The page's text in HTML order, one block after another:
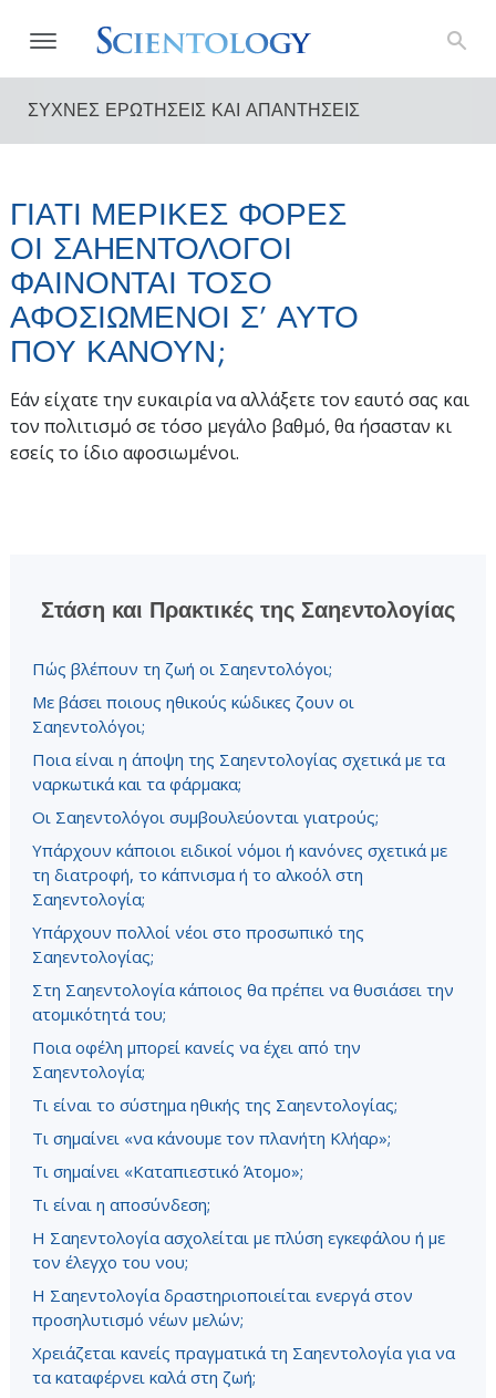
ΣΥΧΝΕΣ ΕΡΩΤΗΣΕΙΣ ΚΑΙ ΑΠΑΝΤΗΣΕΙΣ
ΓΙΑΤΙ ΜΕΡΙΚΕΣ ΦΟΡΕΣ
ΟΙ ΣΑΗΕΝΤΟΛΟΓΟΙ
ΦΑΙΝΟΝΤΑΙ ΤΟΣΟ
ΑΦΟΣΙΩΜΕΝΟΙ Σ’ ΑΥΤΟ
ΠΟΥ ΚΑΝΟΥΝ;
Εάν είχατε την ευκαιρία να αλλάξετε τον εαυτό σας και
τον πολιτισμό σε τόσο μεγάλο βαθμό, θα ήσασταν κι
εσείς το ίδιο αφοσιωμένοι.
Στάση και Πρακτικές της Σαηεντολογίας
Πώς βλέπουν τη ζωή οι Σαηεντολόγοι;
Με βάσει ποιους ηθικούς κώδικες ζουν οι
Σαηεντολόγοι;
Ποια είναι η άποψη της Σαηεντολογίας σχετικά με τα
ναρκωτικά και τα φάρμακα;
Οι Σαηεντολόγοι συμβουλεύονται γιατρούς;
Υπάρχουν κάποιοι ειδικοί νόμοι ή κανόνες σχετικά με
τη διατροφή, το κάπνισμα ή το αλκοόλ στη
Σαηεντολογία;
Υπάρχουν πολλοί νέοι στο προσωπικό της
Σαηεντολογίας;
Στη Σαηεντολογία κάποιος θα πρέπει να θυσιάσει την
ατομικότητά του;
Ποια οφέλη μπορεί κανείς να έχει από την
Σαηεντολογία;
Τι είναι το σύστημα ηθικής της Σαηεντολογίας;
Τι σημαίνει «να κάνουμε τον πλανήτη Κλήαρ»;
Τι σημαίνει «Καταπιεστικό Άτομο»;
Τι είναι η αποσύνδεση;
Η Σαηεντολογία ασχολείται με πλύση εγκεφάλου ή με
τον έλεγχο του νου;
Η Σαηεντολογία δραστηριοποιείται ενεργά στον
προσηλυτισμό νέων μελών;
Χρειάζεται κανείς πραγματικά τη Σαηεντολογία για να
τα καταφέρνει καλά στη ζωή;